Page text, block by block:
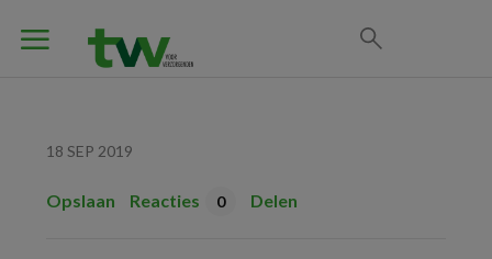
18 SEP 2019
Opslaan Reacties 0 Delen